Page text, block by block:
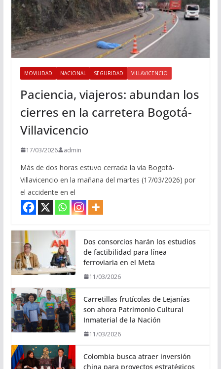
MOVILIDAD NACIONAL SEGURIDAD VILLAVICENCIO
Paciencia, viajeros: abundan los
cierres en la carretera Bogotá-
Villavicencio
17/03/2026 admin
Más de dos horas estuvo cerrada la vía Bogotá-
Villavicencio en la mañana del martes (17/03/2026) por
el accidente en el
Dos consorcios harán los estudios
de factibilidad para línea
ferroviaria en el Meta
11/03/2026
Carretillas frutícolas de Lejanías
son ahora Patrimonio Cultural
Inmaterial de la Nación
11/03/2026
Colombia busca atraer inversión
china para proyectos estratégicos